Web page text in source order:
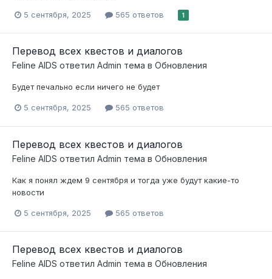
5 сентября, 2025 565 ответов 1
Перевод всех квестов и диалогов
Feline AIDS ответил Admin тема в Обновления
Будет печально если ничего не будет
5 сентября, 2025 565 ответов
Перевод всех квестов и диалогов
Feline AIDS ответил Admin тема в Обновления
Как я понял ждем 9 сентября и тогда уже будут какие-то
новости
5 сентября, 2025 565 ответов
Перевод всех квестов и диалогов
Feline AIDS ответил Admin тема в Обновления